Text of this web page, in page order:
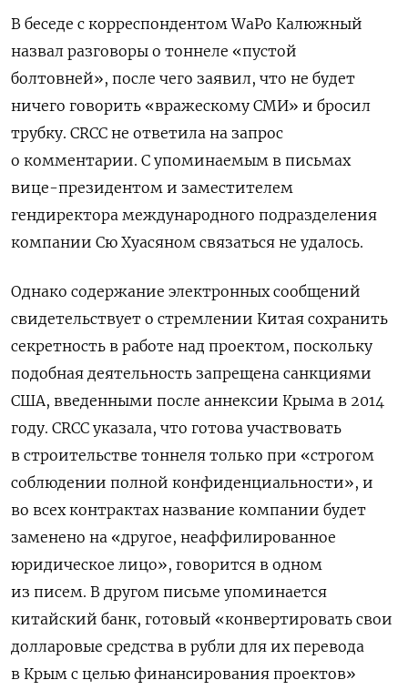
В беседе с корреспондентом WaPo Калюжный
назвал разговоры о тоннеле «пустой
болтовней», после чего заявил, что не будет
ничего говорить «вражескому СМИ» и бросил
трубку. CRCC не ответила на запрос
о комментарии. С упоминаемым в письмах
вице-президентом и заместителем
гендиректора международного подразделения
компании Сю Хуасяном связаться не удалось.
Однако содержание электронных сообщений
свидетельствует о стремлении Китая сохранить
секретность в работе над проектом, поскольку
подобная деятельность запрещена санкциями
США, введенными после аннексии Крыма в 2014
году. CRCC указала, что готова участвовать
в строительстве тоннеля только при «строгом
соблюдении полной конфиденциальности», и
во всех контрактах название компании будет
заменено на «другое, неаффилированное
юридическое лицо», говорится в одном
из писем. В другом письме упоминается
китайский банк, готовый «конвертировать свои
долларовые средства в рубли для их перевода
в Крым с целью финансирования проектов»